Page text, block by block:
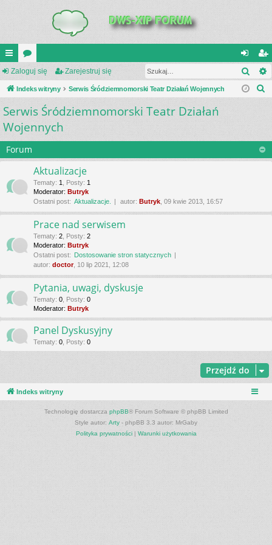
UI
C
K
_L
K
S
or
a
al
og
ar
ej
si
Zaloguj się Zarejestruj się
Indeks witryny Serwis Śródziemnomorski Teatr Działań Wojennych
a
Serwis Śródziemnomorski Teatr Działań
Wojennych
Forum
Aktualizacje
Tematy: 1 Posty: 1
Moderator: Butryk
Ostatni post: Aktualizacje. autor: Butryk , 09 kwie 2013, 16:57
Prace nad serwisem
Tematy: 2 Posty: 2
Moderator: Butryk
Ostatni post: Dostosowanie stron statycznych
autor: doctor, 10 lip 2021, 12:08
Pytania, uwagi, dyskusje
Tematy: 0 Posty: 0
Moderator: Butryk
Panel Dyskusyjny
Tematy: 0 Posty: 0
Przejdź do
Indeks witryny
Technologię dostarcza phpBB® Forum Software © phpBB Limited
Style autor: Arty - phpBB 3.3 autor: MrGaby
Polityka prywatności| Warunki użytkowania